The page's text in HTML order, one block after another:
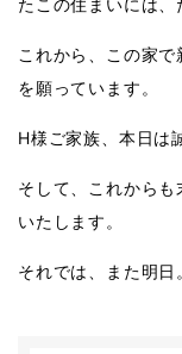
たこの住まいには、
これから、この家
を願っています。
H様ご家族、本日は
そして、これから
いたします。
それでは、また明日